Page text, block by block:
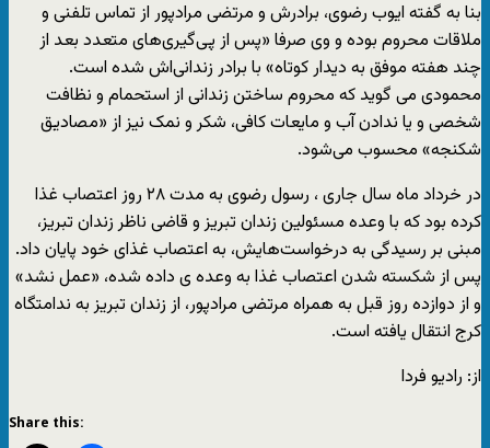
بنا به گفته ایوب رضوی، برادرش و مرتضی مرادپور از تماس تلفنی و
ملاقات محروم بوده و وی صرفا «پس از پی‌گیری‌های متعدد بعد از
چند هفته موفق به دیدار کوتاه» با برادر زندانی‌اش شده است.
محمودی می گوید که محروم ساختن زندانی از استحمام و نظافت
شخصی و یا ندادن آب و مایعات کافی، شکر و نمک نیز از «مصادیق
شکنجه» محسوب می‌شود.
در خرداد ماه سال جاری ، رسول رضوی به مدت ۲۸ روز اعتصاب غذا
کرده بود که با وعده مسئولین زندان تبریز و قاضی ناظر زندان تبریز،
مبنی بر رسیدگی به درخواست‌هایش، به اعتصاب غذای خود پایان داد.
پس از شکسته شدن اعتصاب غذا به وعده ی داده شده، «عمل نشد»
و از دوازده روز قبل به همراه مرتضی مرادپور، از زندان تبریز به ندامتگاه
کرج انتقال یافته است.
از: رادیو فردا
Share this: